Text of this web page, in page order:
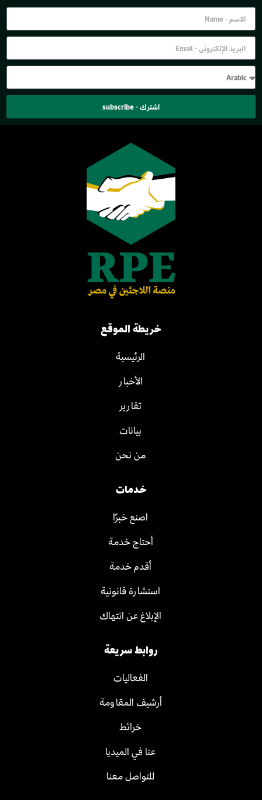
اشترك - subscribe
خريطة الموقع
الرئيسية
الأخبار
تقارير
بيانات
من نحن
خدمات
اصنع خبرًا
أحتاج خدمة
أقدم خدمة
استشارة قانونية
الإبلاغ عن انتهاك
روابط سريعة
الفعاليات
أرشيف المقاومة
خرائط
عنا في الميديا
للتواصل معنا